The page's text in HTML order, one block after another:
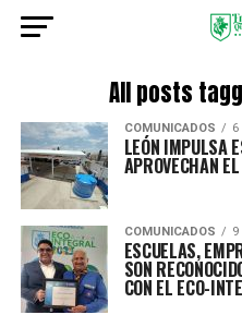
All posts
COMUNICADOS 6
LEÓN IMPULSA
APROVECHAN
COMUNICADOS
ESCUELAS,
SON
CON EL ECO-